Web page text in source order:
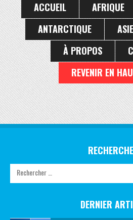
ACCUEIL AFRIQUE
ANTARCTIQUE
ASIE
À PROPOS
REVENIR EN
DERNIER